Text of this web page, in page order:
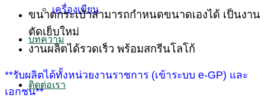
เครื่องเขียน
บทความ
ติดต่อเรา
ขนาดกระเป๋าสามารถกำหนดขนาดเองได้ เป็นงาน
ตัดเย็บใหม่
งานผลิตได้รวดเร็ว พร้อมสกรีนโลโก้
**รับผลิตได้ทั้งหน่วยงานราชการ (เข้าระบบ e-GP) และ
เอกชน**